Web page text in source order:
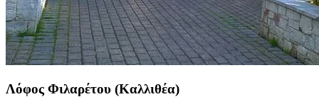
Λόφος Φιλαρέτου (Καλλιθέα)